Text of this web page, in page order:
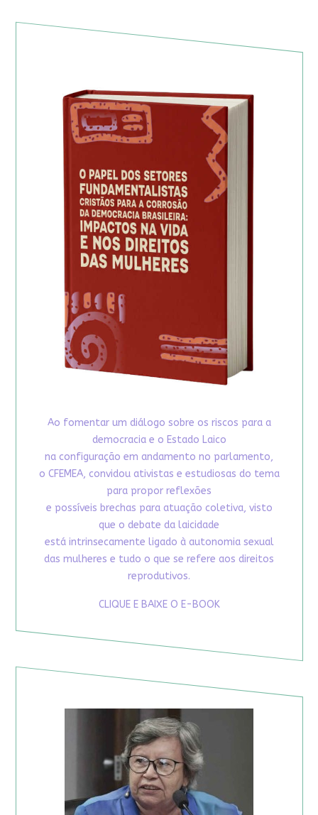
Ao fomentar um diálogo sobre os riscos para a
democracia e o Estado Laico
na configuração em andamento no parlamento,
o CFEMEA, convidou ativistas e estudiosas do tema
para propor reflexões
e possíveis brechas para atuação coletiva, visto
que o debate da laicidade
está intrinsecamente ligado à autonomia sexual
das mulheres e tudo o que se refere aos direitos
reprodutivos.
CLIQUE E BAIXE O E-BOOK